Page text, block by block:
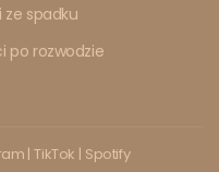
spadku
po rozwodzie
|TikTok | Spotify